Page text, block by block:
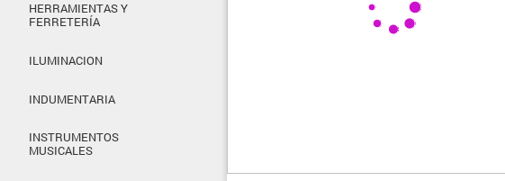
HERRAMIENTAS Y
FERRETERÍA
ILUMINACION
INDUMENTARIA
INSTRUMENTOS
MUSICALES